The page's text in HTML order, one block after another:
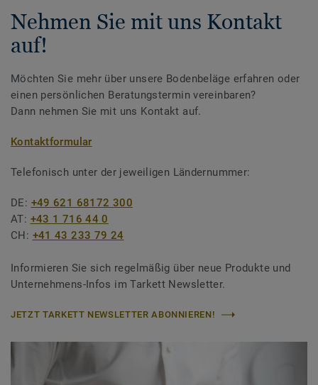
Nehmen Sie mit uns Kontakt
auf!
Möchten Sie mehr über unsere Bodenbeläge erfahren oder
einen persönlichen Beratungstermin vereinbaren?
Dann nehmen Sie mit uns Kontakt auf.
Kontaktformular
Telefonisch unter der jeweiligen Ländernummer:
DE: +49 621 68172 300
AT: +43 1 716 44 0
CH: +41 43 233 79 24
Informieren Sie sich regelmäßig über neue Produkte und
Unternehmens-Infos im Tarkett Newsletter.
JETZT TARKETT NEWSLETTER ABONNIEREN!